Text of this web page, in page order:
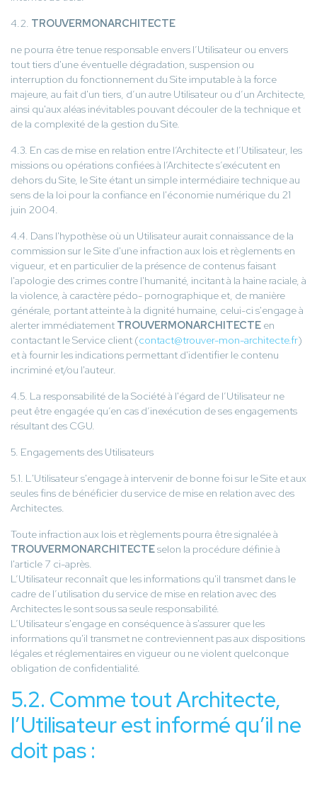
4.2. TROUVERMONARCHITECTE
ne pourra être tenue responsable envers l’Utilisateur ou envers
tout tiers d'une éventuelle dégradation, suspension ou
interruption du fonctionnement du Site imputable à la force
majeure, au fait d'un tiers, d’un autre Utilisateur ou d’un Architecte,
ainsi qu'aux aléas inévitables pouvant découler de la technique et
de la complexité de la gestion du Site.
4.3. En cas de mise en relation entre l’Architecte et l’Utilisateur, les
missions ou opérations confiées à l’Architecte s’exécutent en
dehors du Site, le Site étant un simple intermédiaire technique au
sens de la loi pour la confiance en l'économie numérique du 21
juin 2004.
4.4. Dans l'hypothèse où un Utilisateur aurait connaissance de la
commission sur le Site d'une infraction aux lois et règlements en
vigueur, et en particulier de la présence de contenus faisant
l'apologie des crimes contre l'humanité, incitant à la haine raciale, à
la violence, à caractère pédo- pornographique et, de manière
générale, portant atteinte à la dignité humaine, celui-ci s'engage à
alerter immédiatement TROUVERMONARCHITECTE en
contactant le Service client (contact@trouver-mon-architecte.fr)
et à fournir les indications permettant d'identifier le contenu
incriminé et/ou l'auteur.
4.5. La responsabilité de la Société à l'égard de l’Utilisateur ne
peut être engagée qu’en cas d’inexécution de ses engagements
résultant des CGU.
5. Engagements des Utilisateurs
5.1. L'Utilisateur s'engage à intervenir de bonne foi sur le Site et aux
seules fins de bénéficier du service de mise en relation avec des
Architectes.
Toute infraction aux lois et règlements pourra être signalée à
TROUVERMONARCHITECTEselon la procédure définie à
l'article 7 ci-après.
L’Utilisateur reconnaît que les informations qu'il transmet dans le
cadre de l’utilisation du service de mise en relation avec des
Architectes le sont sous sa seule responsabilité.
L’Utilisateur s'engage en conséquence à s'assurer que les
informations qu'il transmet ne contreviennent pas aux dispositions
légales et réglementaires en vigueur ou ne violent quelconque
obligation de confidentialité.
5.2. Comme tout Architecte,
l’Utilisateur est informé qu’il ne
doit pas :